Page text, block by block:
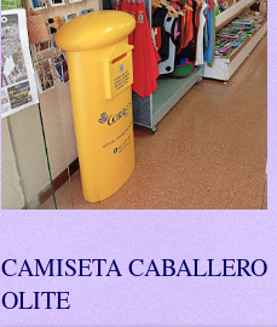
CAMISETA CABALLERO
OLITE